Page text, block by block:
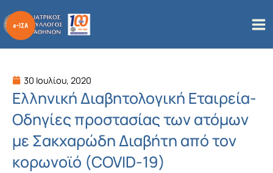
στο
περιεχόμενο
30 Ιουλίου, 2020
Ελληνική Διαβητολογική Εταιρεία-
Οδηγίες προστασίας των ατόμων
με Σακχαρώδη Διαβήτη από τον
κορωνοϊό (COVID-19)